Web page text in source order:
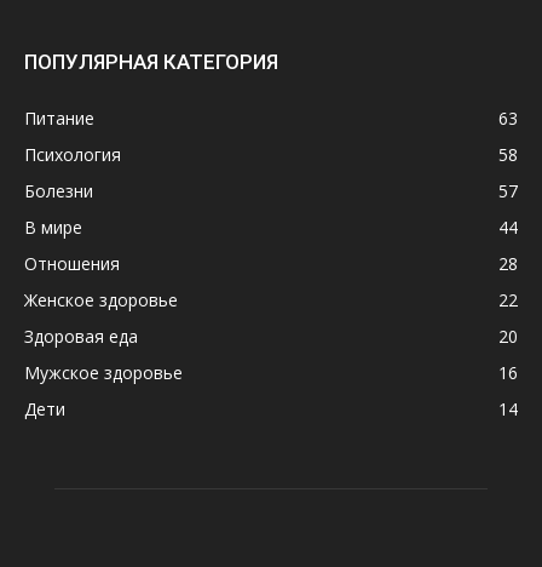
ПОПУЛЯРНАЯ КАТЕГОРИЯ
Питание
63
Психология
58
Болезни
57
В мире
44
Отношения
28
Женское здоровье
22
Здоровая еда
20
Мужское здоровье
16
Дети
14